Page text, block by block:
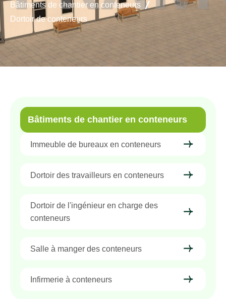
Bâtiments de chantier en conteneurs
Dortoir de conteneurs
Bâtiments de chantier en conteneurs
Immeuble de bureaux en conteneurs
Dortoir des travailleurs en conteneurs
Dortoir de l'ingénieur en charge des
conteneurs
Salle à manger des conteneurs
Infirmerie à conteneurs